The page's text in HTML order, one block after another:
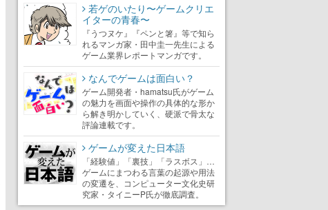
若ゲのいたり〜ゲームクリエ
イターの青春〜
『うつヌケ』『ペンと箸』等で知ら
れるマンガ家・田中圭一先生による
ゲーム業界レポートマンガです。
なんでゲームは面白い？
ゲーム開発者・hamatsu氏がゲーム
の魅力を画面や操作の具体的な形か
ら解き明かしていく、硬派で骨太な
評論連載です。
ゲームが変えた日本語
「経験値」「裏技」「ラスボス」…
ゲームにまつわる言葉の起源や用法
の変遷を、コンピューター文化史研
究家・タイニーP氏が徹底調査。